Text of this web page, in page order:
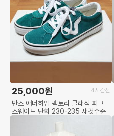
4시간전
25,000원
반스 애너하임 팩토리 클래식 피그
스웨이드 단화 230-235 새것수준